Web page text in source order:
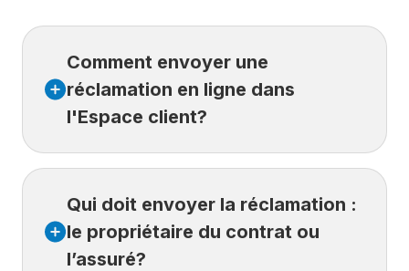
Comment envoyer une
réclamation en ligne dans
l'Espace client?
Sélectionnez Mes réclamations et Nouvelle
demande.
Vous pouvez ainsi envoyer votre réclamation
Qui doit envoyer la réclamation :
le propriétaire du contrat ou
l’assuré?